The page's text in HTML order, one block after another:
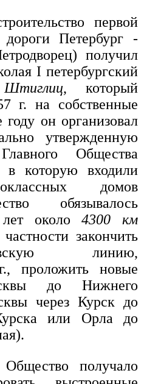
первой
Петербург -
получил
I петербургский
, который
г. на собственные
он организовал
утвержденную
Общества
которую входили
домов
обязывалось
лет около4300 км
закончить
линию,
проложить новые
до Нижнего
через Курск до
или Орла до
получало